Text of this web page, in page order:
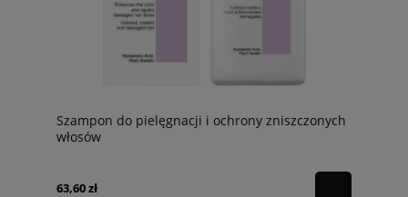
Szampon do pielęgnacji i ochrony zniszczonych
włosów
63,60 zł